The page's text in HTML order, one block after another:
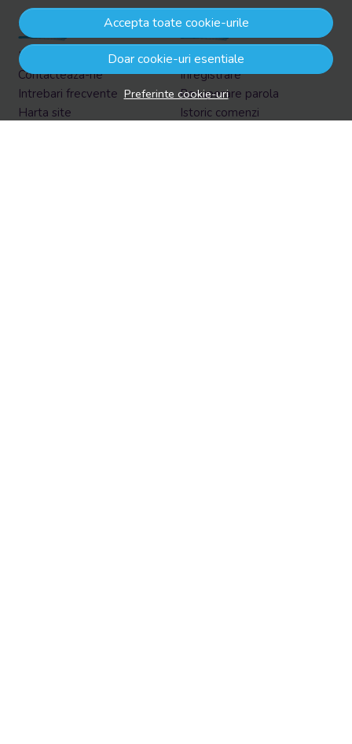
Accepta toate cookie-urile
Doar cookie-uri esentiale
Preferinte cookie-uri
Asistenta
Informatii legale
Contacteaza-ne
Intrebari frecvente
Harta site
Cont client
Contul meu
Inregistrare
Recuperare parola
Istoric comenzi